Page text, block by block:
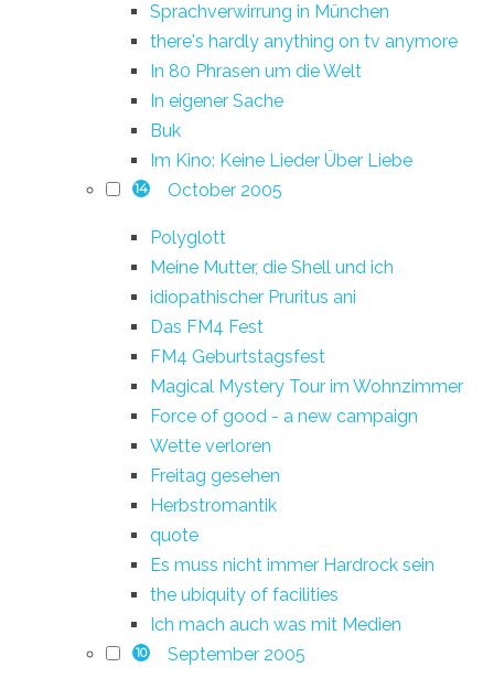
Sprachverwirrung in München
there's hardly anything on tv anymore
In 80 Phrasen um die Welt
In eigener Sache
Buk
Im Kino: Keine Lieder Über Liebe
14 October 2005
Polyglott
Meine Mutter, die Shell und ich
idiopathischer Pruritus ani
Das FM4 Fest
FM4 Geburtstagsfest
Magical Mystery Tour im Wohnzimmer
Force of good - a new campaign
Wette verloren
Freitag gesehen
Herbstromantik
quote
Es muss nicht immer Hardrock sein
the ubiquity of facilities
Ich mach auch was mit Medien
10 September 2005